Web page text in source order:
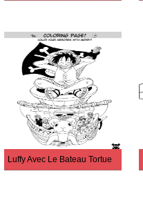
Luffy Avec Le Bateau Tortue